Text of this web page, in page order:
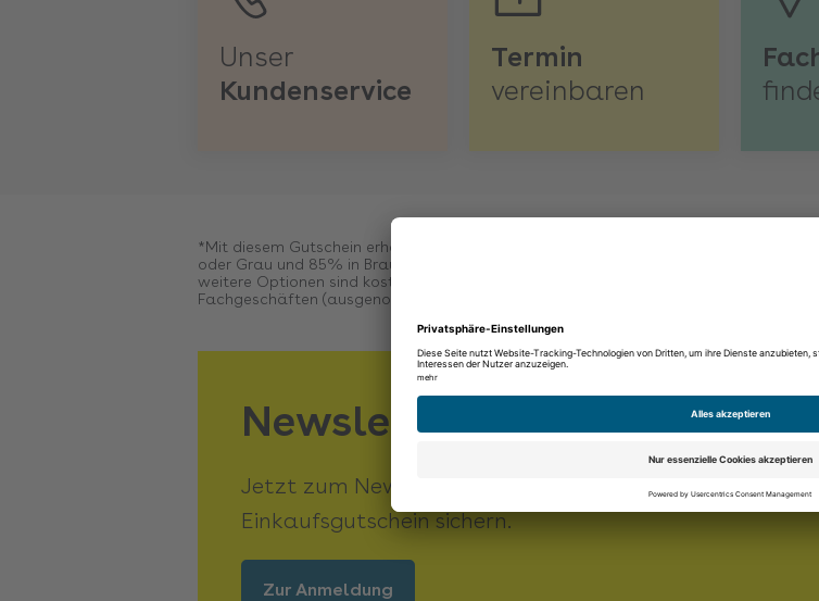
Unser
Kundenservice
Termin
vereinbaren
*Mit diesem Gutschein erhalten Sie 2 Sonnenschutzgläser im Wert von 49 € in Ihrer
oder Grau und 85% in Braun, Grau oder Pilotgrau). Max. Ø Plus: 65 mm / Minus: 70
weitere Optionen sind kostenpflichtige Zusatzleistungen; 49 € werden auf den
Fachgeschäften (ausgenommen Flughafen Stuttgart). Gutschein ist übertragbar.
Newsletter-Anmeldung
Jetzt zum Newsletter anmelden und 20 Euro Binder
Einkaufsgutschein sichern.
Zur Anmeldung